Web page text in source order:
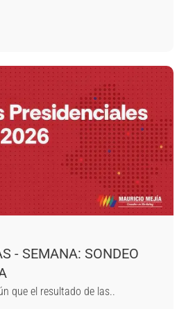
- SEMANA: SONDEO
que el resultado de las..